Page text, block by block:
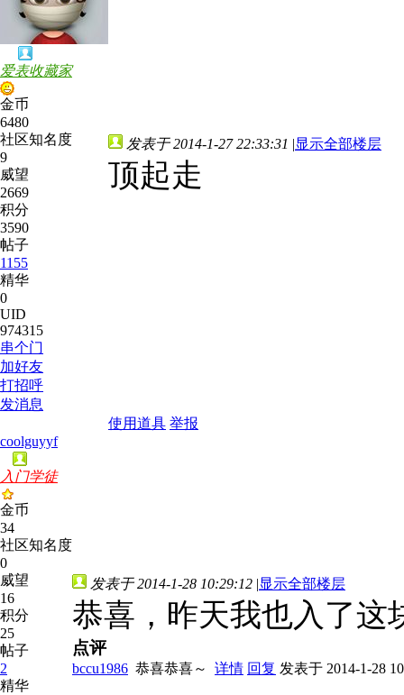
爱表收藏家
金币
6480
社区知名度
9
威望
2669
积分
3590
帖子
1155
精华
0
UID
974315
串个门
加好友
打招呼
发消息
发表于 2014-1-27 22:33:31 |显示全部楼层
顶起走
使用道具 举报
coolguyyf
入门学徒
金币
34
社区知名度
0
威望
16
积分
25
帖子
2
精华
发表于 2014-1-28 10:29:12 |显示全部楼层
恭喜，昨天我也入了这
点评
bccu1986 恭喜恭喜～ 详情 回复 发表于 2014-1-28